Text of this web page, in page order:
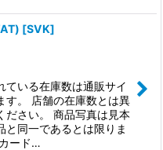
[SVK]
ている在庫数は通販サイ
す。 店舗の在庫数とは異
ださい。 商品写真は見本
と同一であるとは限りま
ード…